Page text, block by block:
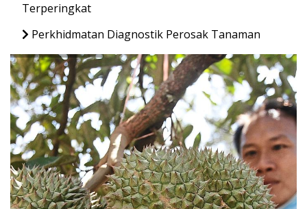
Terperingkat
Perkhidmatan Diagnostik Perosak Tanaman